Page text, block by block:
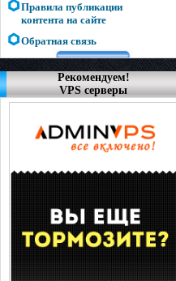
Правила публикации
контента на сайте
Обратная связь
Рекомендуем!
VPS серверы